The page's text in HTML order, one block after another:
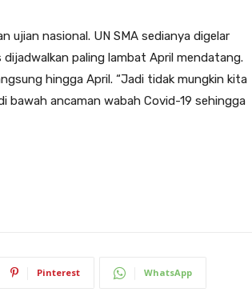
ujian nasional. UN SMA sedianya digelar
dijadwalkan paling lambat April mendatang.
hingga April. “Jadi tidak mungkin kita
bawah ancaman wabah Covid-19 sehingga
Pinterest WhatsApp